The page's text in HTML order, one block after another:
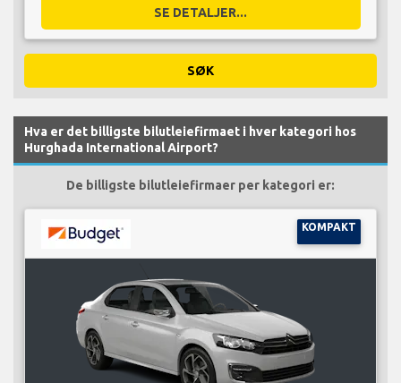
SE DETALJER...
SØK
Hva er det billigste bilutleiefirmaet i hver kategori hos
Hurghada International Airport?
De billigste bilutleiefirmaer per kategori er:
KOMPAKT